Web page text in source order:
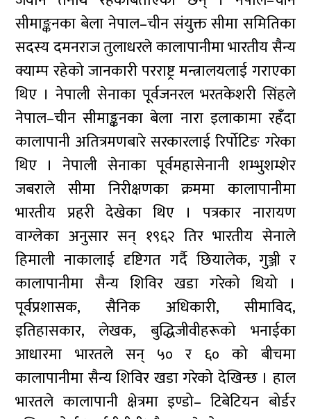
सीमाङ्कनका बेला नेपाल–चीन संयुक्त सीमा समितिका
सदस्य दमनराज तुलाधरले कालापानीमा भारतीय सैन्य
क्याम्प रहेको जानकारी परराष्ट्र मन्त्रालयलाई गराएका
थिए । नेपाली सेनाका पूर्वजनरल भरतकेशरी सिंहले
नेपाल–चीन सीमाङ्कनका बेला नारा इलाकामा रहँदा
कालापानी अतित्रमणबारे सरकारलाई रिर्पोटिङ गरेका
थिए । नेपाली सेनाका पूर्वमहासेनानी शम्भुशम्शेर
जबराले सीमा निरीक्षणका क्रममा कालापानीमा
भारतीय प्रहरी देखेका थिए । पत्रकार नारायण
वाग्लेका अनुसार सन् १९६२ तिर भारतीय सेनाले
हिमाली नाकालाई दृष्टिगत गर्दै छियालेक, गुञ्जी र
कालापानीमा सैन्य शिविर खडा गरेको थियो ।
पूर्वप्रशासक, सैनिक अधिकारी, सीमाविद,
इतिहासकार, लेखक, बुद्धिजीवीहरूको भनाईका
आधारमा भारतले सन् ५० र ६० को बीचमा
कालापानीमा सैन्य शिविर खडा गरेको देखिन्छ । हाल
भारतले कालापानी क्षेत्रमा इण्डो– टिबेटियन बोर्डर